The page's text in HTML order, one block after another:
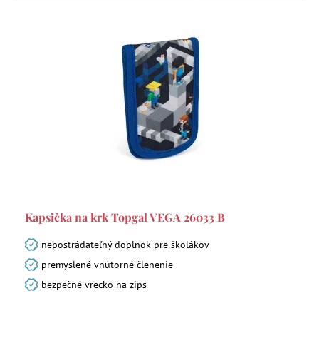
Kapsička na krk Topgal VEGA 26033 B
nepostrádateľný doplnok pre školákov
premyslené vnútorné členenie
bezpečné vrecko na zips